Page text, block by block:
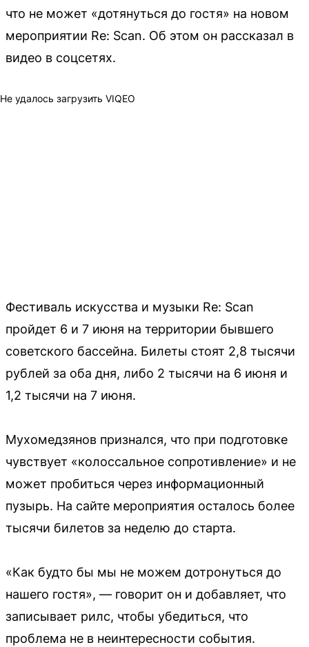
что не может «дотянуться до гостя» на новом
мероприятии Re: Scan. Об этом он рассказал в
видео в соцсетях.
Не удалось загрузить VIQEO
Фестиваль искусства и музыки Re: Scan
пройдет 6 и 7 июня на территории бывшего
советского бассейна. Билеты стоят 2,8 тысячи
рублей за оба дня, либо 2 тысячи на 6 июня и
1,2 тысячи на 7 июня.
Мухомедзянов признался, что при подготовке
чувствует «колоссальное сопротивление» и не
может пробиться через информационный
пузырь. На сайте мероприятия осталось более
тысячи билетов за неделю до старта.
«Как будто бы мы не можем дотронуться до
нашего гостя», — говорит он и добавляет, что
записывает рилс, чтобы убедиться, что
проблема не в неинтересности события.